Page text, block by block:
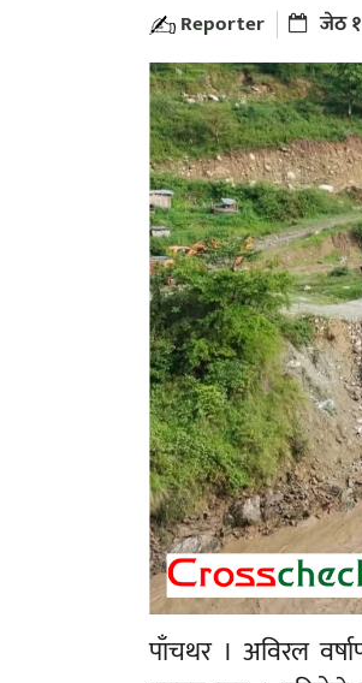
Reporter जेठ
पाँचथर । अविरल